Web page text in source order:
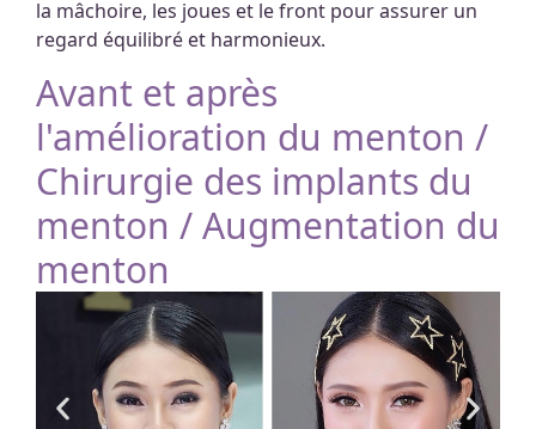
la mâchoire, les joues et le front pour assurer un
regard équilibré et harmonieux.
Avant et après
l'amélioration du menton /
Chirurgie des implants du
menton / Augmentation du
menton